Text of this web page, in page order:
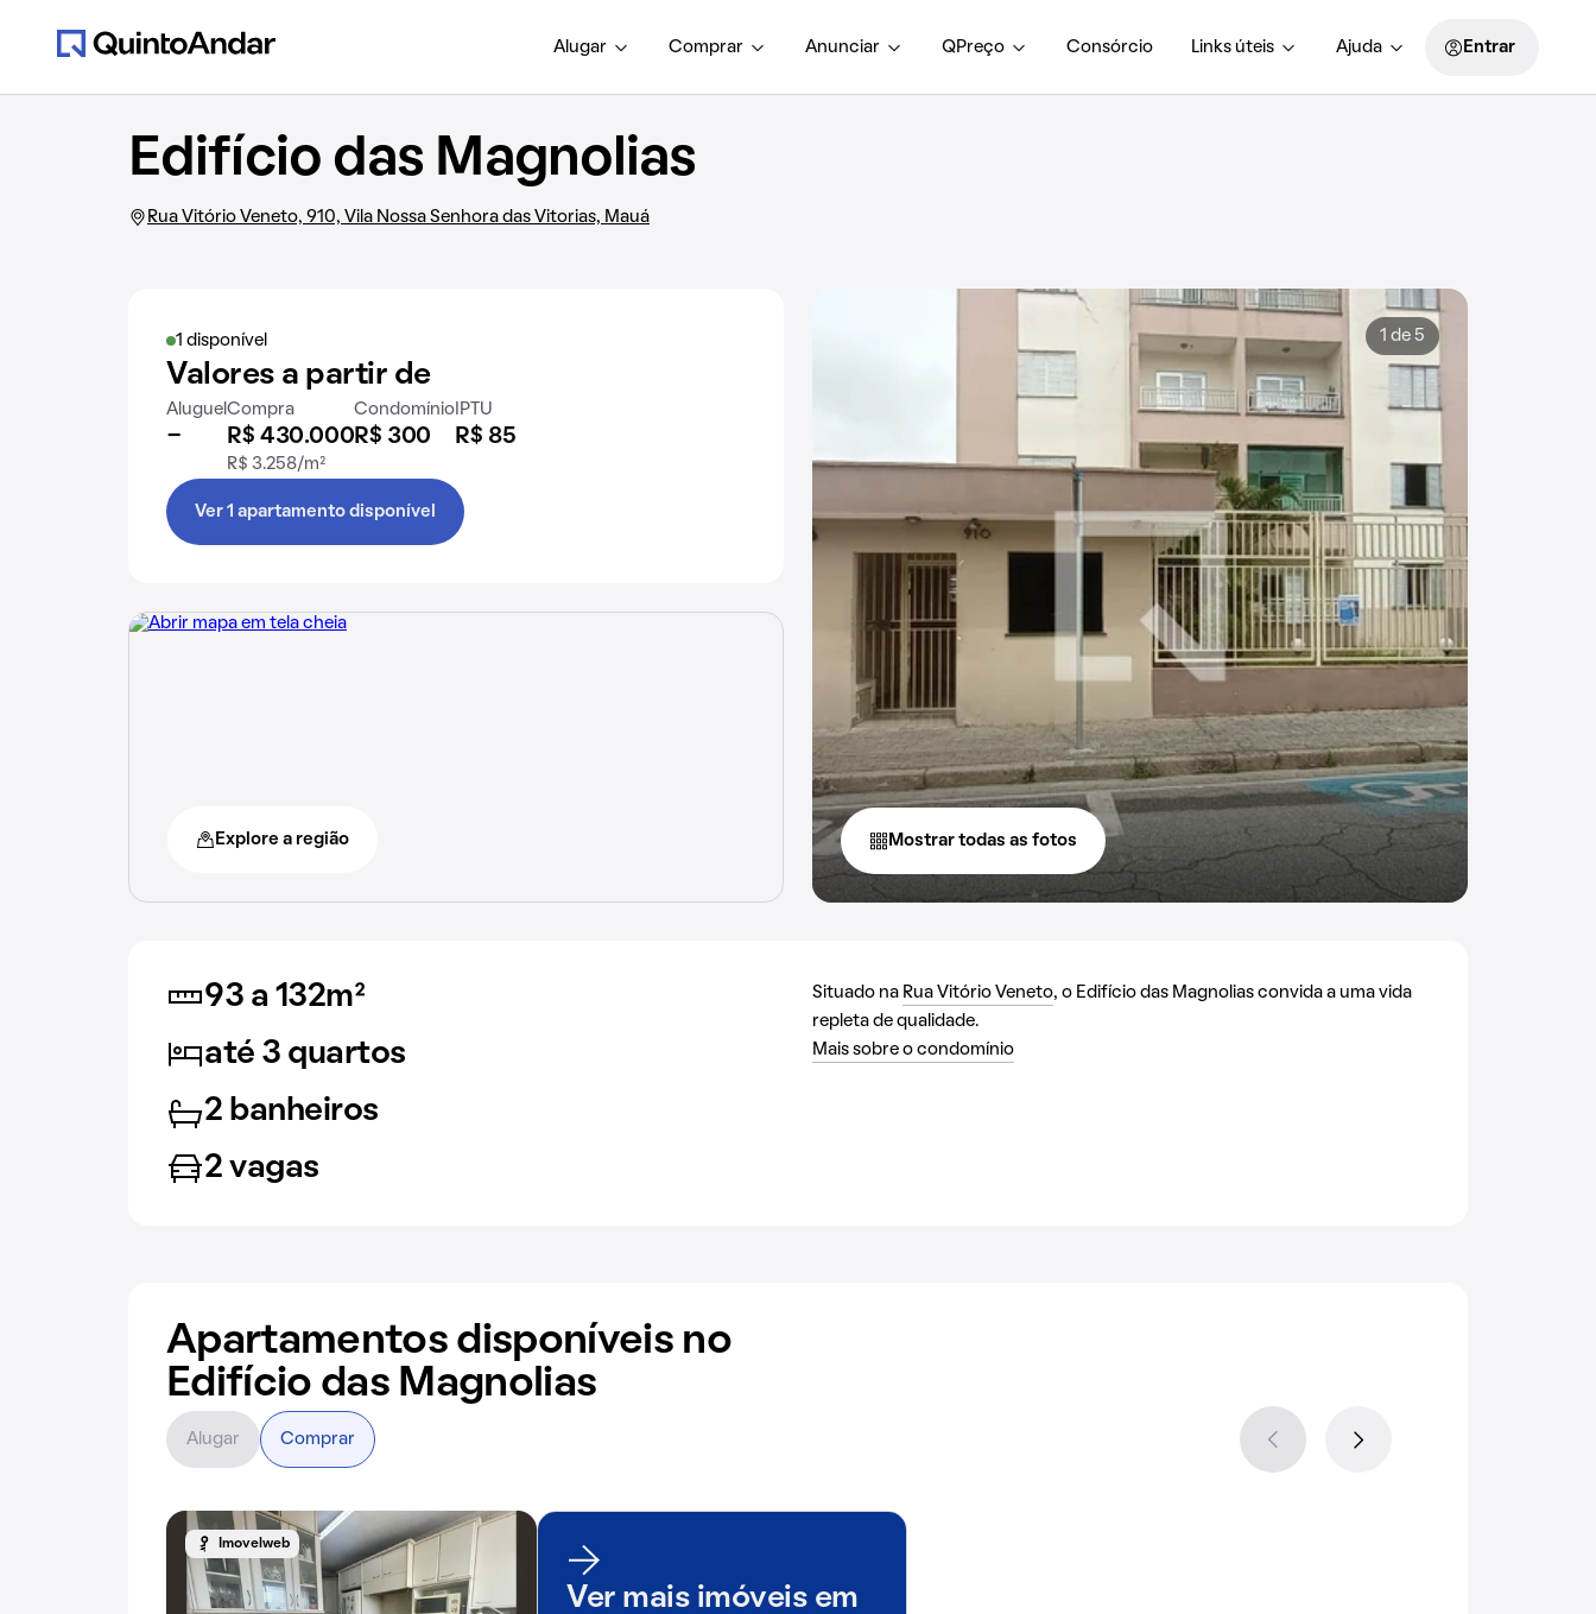
Alugar Comprar Anunciar QPreço Consórcio Links úteis Ajuda Entrar
Edifício das Magnolias
Rua Vitório Veneto, 910, Vila Nossa Senhora das Vitorias, Mauá
1 disponível
Valores a partir de
Aluguel
-
Compra
R$ 430.000
R$ 3.258/m²
Condomínio
R$ 300
IPTU
R$ 85
Ver 1 apartamento disponível
Explore a região
1 de 5
Mostrar todas as fotos
93 a 132m²
até 3 quartos
2 banheiros
2 vagas
Situado na Rua Vitório Veneto, o Edifício das Magnolias convida a uma vida
repleta de qualidade.
Mais sobre o condomínio
Apartamentos disponíveis no
Edifício das Magnolias
Imovelweb
Ver mais imóveis em
Alugar Comprar